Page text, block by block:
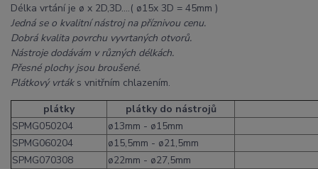
Délka vrtání je ø x 2D,3D....( ø15x 3D = 45mm )
Jedná se o kvalitní nástroj na příznivou cenu.
Dobrá kvalita povrchu vyvrtaných otvorů.
Nástroje dodávám v různých délkách.
Přesné plochy jsou broušené.
Plátkový vrtáks vnitřním chlazením.
plátky
plátky do nástrojů
SPMG050204
ø13mm - ø15mm
SPMG060204
ø15,5mm - ø21,5mm
SPMG070308
ø22mm - ø27,5mm